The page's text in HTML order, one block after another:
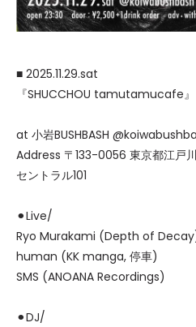
■ 2025.11.29.sat
『SHUCCHOU tamutamucafe』
at 小岩BUSHBASH
Address 〒133-0056 東京都江戸
セントラル101
⚫︎Live/
Ryo Murakami (Depth of
human (KK manga, 停車)
SMS (ANOANA Recordings)
⚫︎DJ/